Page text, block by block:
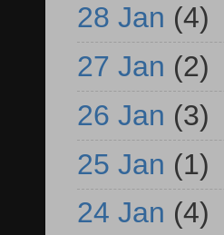
28 Jan (4)
27 Jan (2)
26 Jan (3)
25 Jan (1)
24 Jan (4)